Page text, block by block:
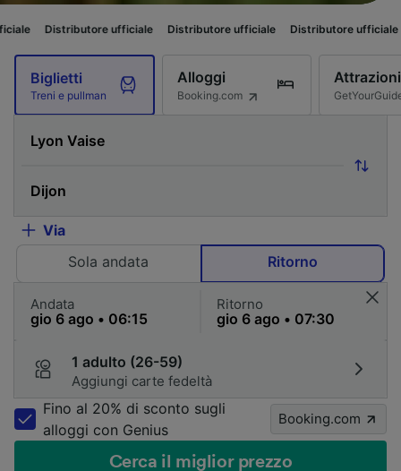
ufficiale Distributore ufficiale Distributore ufficiale Distributore
Biglietti
Treni e pullman
Alloggi
Booking.com
Attrazioni
Via
Sola andata
Ritorno
Andata Ritorno
1 adulto (26-59)
Aggiungi carte fedeltà
Fino al 20% di sconto sugli
alloggi con Genius
Booking.com
Cerca il miglior prezzo